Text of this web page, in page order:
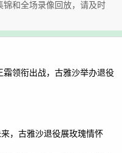
和全场录像回放，请及时
领衔出战，古雅沙举办退役
，古雅沙退役展玫瑰情怀